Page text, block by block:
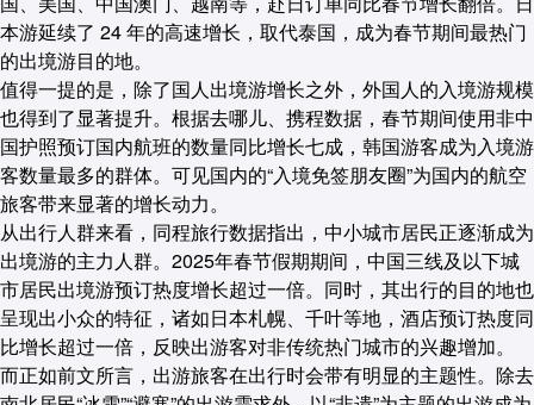
本游延续了 24 年的高速增长，取代泰国，成为春节期间最热门
的出境游目的地。
值得一提的是，除了国人出境游增长之外，外国人的入境游规模
也得到了显著提升。根据去哪儿、携程数据，春节期间使用非中
国护照预订国内航班的数量同比增长七成，韩国游客成为入境游
客数量最多的群体。可见国内的“入境免签朋友圈”为国内的航空
旅客带来显著的增长动力。
从出行人群来看，同程旅行数据指出，中小城市居民正逐渐成为
出境游的主力人群。2025年春节假期期间，中国三线及以下城
市居民出境游预订热度增长超过一倍。同时，其出行的目的地也
呈现出小众的特征，诸如日本札幌、千叶等地，酒店预订热度同
比增长超过一倍，反映出游客对非传统热门城市的兴趣增加。
而正如前文所言，出游旅客在出行时会带有明显的主题性。除去